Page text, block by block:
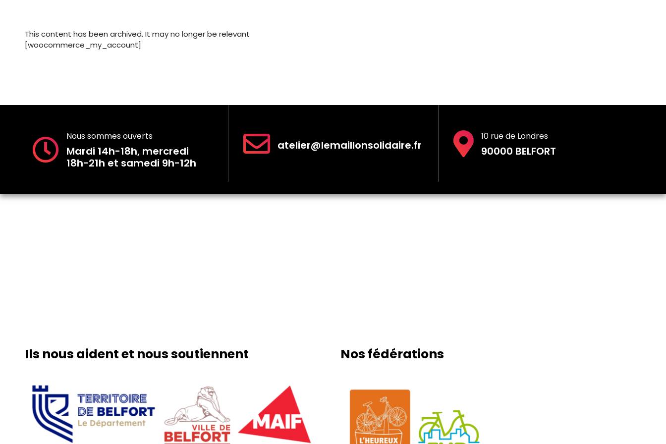
This content has been archived. It may no longer be relevant
[woocommerce_my_account]
Nous sommes ouverts
Mardi 14h-18h, mercredi
18h-21h et samedi 9h-12h
atelier@lemaillonsolidaire.fr
10 rue de Londres
90000 BELFORT
Ils nous aident et nous soutiennent Nos fédérations